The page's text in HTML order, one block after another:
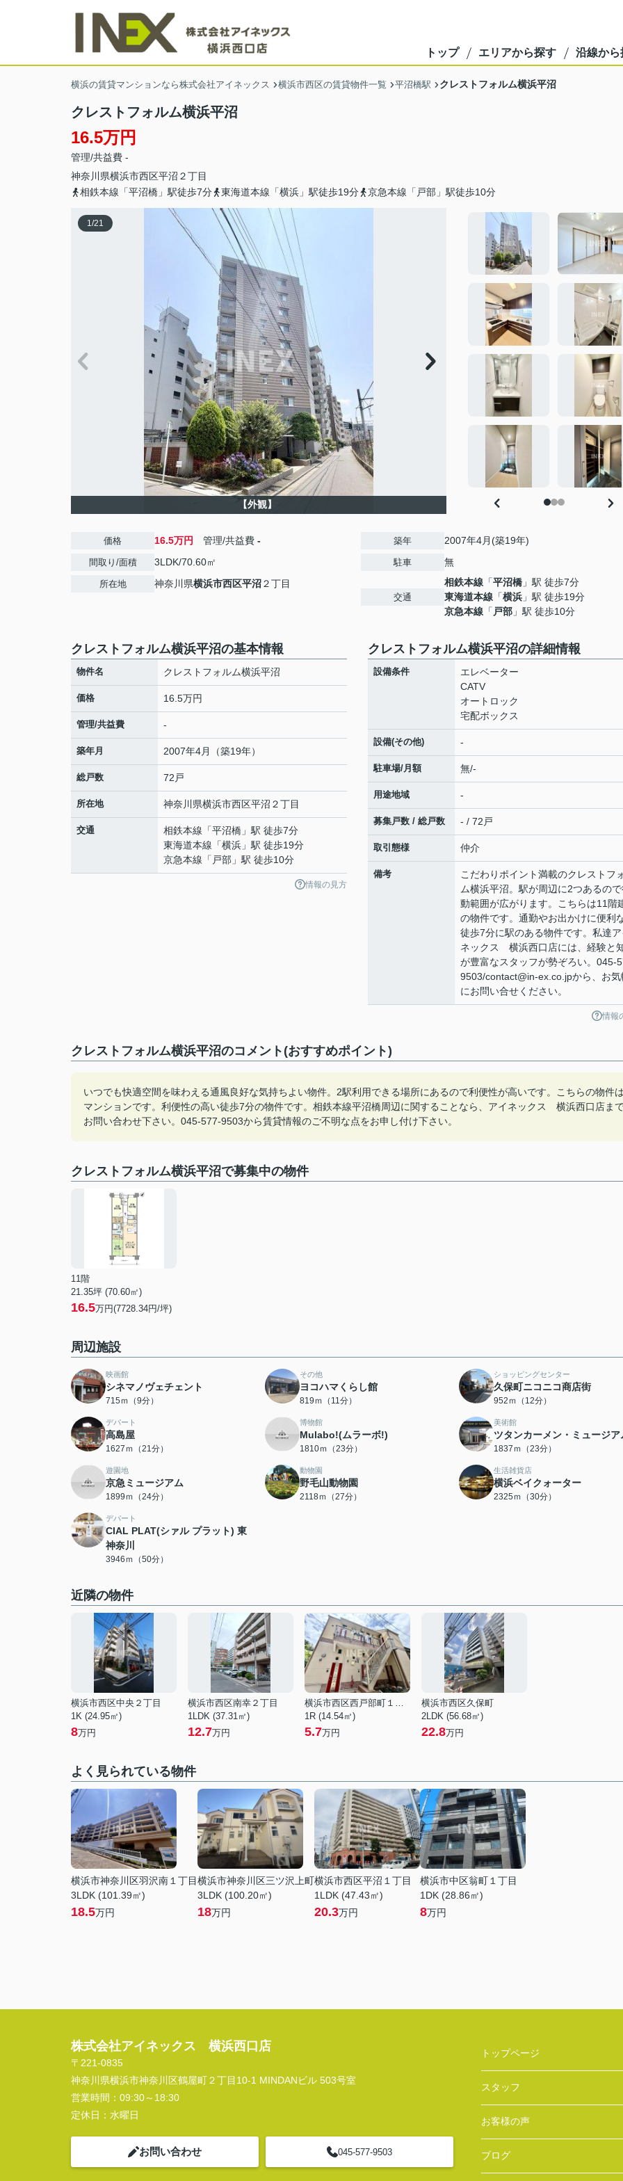
トップ エリアから探す 沿線から
横浜の賃貸マンションなら株式会社アイネックス 横浜市西区の賃貸物件一覧 平沼橋駅 クレストフォルム横浜平沼
クレストフォルム横浜平沼
16.5万円
管理/共益費 -
神奈川県横浜市西区平沼 ２丁目
相鉄本線「平沼橋」駅徒歩7分
東海道本線「横浜」駅徒歩19分 京急本線「戸部」駅徒歩10分
1/21
【外観】
価格 16.5万円 管理/共益費 -
間取り/面積 3LDK/70.60㎡
所在地 神奈川県横浜市西区平沼２丁目
築年 2007年4月(築19年)
駐車 無
交通
相鉄本線 「平沼橋 」駅 徒歩7分
東海道本線 「横浜 」駅 徒歩19分
京急本線 「 戸部 」駅 徒歩10分
クレストフォルム横浜平沼の基本情報
物件名 クレストフォルム横浜平沼
価格 16.5万円
管理/共益費 -
築年月 2007年4月（築19年）
総戸数 72戸
所在地 神奈川県横浜市西区平沼 ２丁目
交通 相鉄本線 「平沼橋 」駅 徒歩7分
東海道本線 「横浜 」駅 徒歩19分
京急本線 「 戸部 」駅 徒歩10分
情報の見方
クレストフォルム横浜平沼の詳細情報
設備条件
エレベーター
CATV
オートロック
宅配ボックス
設備(その他) -
駐車場/月額 無/-
用途地域 -
募集戸数 / 総戸数 - / 72戸
取引態様 仲介
備考
こだわりポイント満載のクレストフ
ム横浜平沼。駅が周辺に2つあるの
動範囲が広がります。こちらは11階
の物件です。通勤やお出かけに便利
徒歩7分に駅のある物件です。私達
ネックス 横浜西口店には、経験と
が豊富なスタッフが勢ぞろい。045-
9503/contact@in-ex.co.jpから、お気
にお問い合せください。
情報
クレストフォルム横浜平沼のコメント(おすすめポイント)
いつでも快適空間を味わえる通風良好な気持ちよい物件。2駅利用できる場所にあるので利便性が高いです。こちらの物件
マンションです。利便性の高い徒歩7分の物件です。相鉄本線平沼橋周辺に関することなら、アイネックス 横浜西口店ま
お問い合わせ下さい。045-577-9503から賃貸情報のご不明な点をお申し付け下さい。
クレストフォルム横浜平沼で募集中の物件
11階
21.35坪 (70.60㎡)
16.5万円(7728.34円/坪)
周辺施設
映画館
シネマノヴェチェント
715ｍ（9分）
その他
ヨコハマくらし館
819ｍ（11分）
ショッピングセンター
久保町ニコニコ商店街
952ｍ（12分）
デパート
高島屋
1627ｍ（21分）
博物館
Mulabo!(ムラーボ!)
1810ｍ（23分）
美術館
ツタンカーメン・ミュージア
1837ｍ（23分）
遊園地
京急ミュージアム
1899ｍ（24分）
動物園
野毛山動物園
2118ｍ（27分）
生活雑貨店
横浜ベイクォーター
2325ｍ（30分）
デパート
CIAL PLAT(シァル プラット) 東
神奈川
3946ｍ（50分）
近隣の物件
横浜市西区中央２丁目
1K (24.95㎡)
8万円
横浜市西区南幸２丁目
1LDK (37.31㎡)
12.7万円
横浜市西区西戸部町１丁目
1R (14.54㎡)
5.7万円
横浜市西区久保町
2LDK (56.68㎡)
22.8万円
よく見られている物件
横浜市神奈川区羽沢南１丁目
3LDK (101.39㎡)
18.5万円
横浜市神奈川区三ツ沢上町
3LDK (100.20㎡)
18万円
横浜市西区平沼１丁目
1LDK (47.43㎡)
20.3万円
横浜市中区翁町１丁目
1DK (28.86㎡)
8万円
株式会社アイネックス 横浜西口店
〒221-0835
神奈川県横浜市神奈川区鶴屋町２丁目10-1 MINDANビル 503号室
営業時間： 09:30～18:30
定休日： 水曜日
お問い合わせ 045-577-9503
トップページ
スタッフ
お客様の声
ブログ